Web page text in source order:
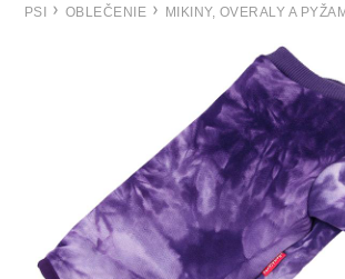
PSI OBLEČENIE MIKINY, OVERALY A